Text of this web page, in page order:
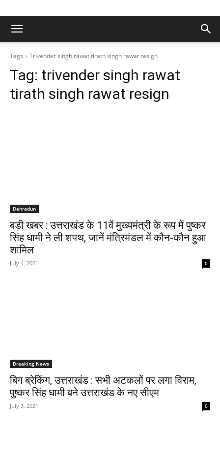
Tags Trivender singh rawat tirath singh rawat resign
Tag: trivender singh rawat
tirath singh rawat resign
Dehradun
बड़ी खबर : उत्तराखंड के 11वें मुख्यमंत्री के रूप में पुष्कर
सिंह धामी ने ली शपथ, जानें मंत्रिमंडल में कौन-कौन हुआ
शामिल
July 4, 2021 0
Breaking News
बिग ब्रेकिंग, उत्तराखंड : सभी अटकलों पर लगा विराम,
पुष्कर सिंह धामी बने उत्तराखंड के नए सीएम
July 3, 2021 0